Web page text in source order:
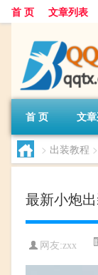
首 页 文章列表
首 页 文
> 出装教程 >
最新小炮
网友:zxx